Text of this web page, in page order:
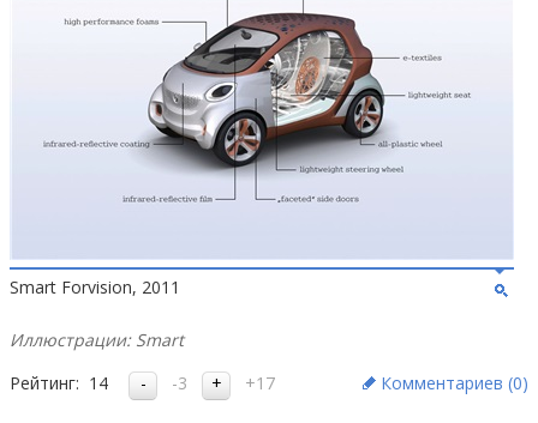
Smart Forvision, 2011
Иллюстрации: Smart
Рейтинг: 14 -3 +17 Комментариев (0)